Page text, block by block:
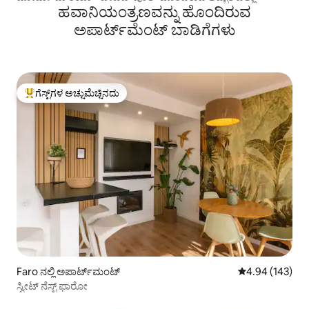
ಹವಾನಿಯಂತ್ರಣವನ್ನು ಹೊಂದಿರುವ
ಅಪಾರ್ಟ್‌ಮೆಂಟ್‌ ಬಾಡಿಗೆಗಳು
ಗೆಸ್ಟ್‌ಗಳಿಗೆ ಅತಿ ಹೆಚ್ಚು ಅಚ್ಚುಮೆಚ್ಚಿನದು
ಗೆಸ್ಟ್‌ಗಳ ಅಚ್ಚುಮೆಚ್ಚಿನದು
Faro ನಲ್ಲಿ ಅಪಾರ್ಟ್‌ಮಂಟ್ 5 ರಲ್ಲಿ 4.94
4.94 (143)
ಸ್ವೀಟ್ ನೆಸ್ಟ್ ಫಾರೋ